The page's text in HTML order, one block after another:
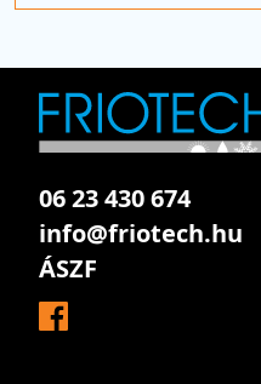
06 23 430 674
info@friotech.hu
ÁSZF